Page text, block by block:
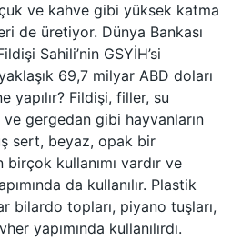
ve kahve gibi yüksek katma
de üretiyor. Dünya Bankası
Sahili’nin GSYİH’si
69,7 milyar ABD doları
yapılır? Fildişi, filler, su
ve gergedan gibi hayvanların
sert, beyaz, opak bir
kullanımı vardır ve
da kullanılır. Plastik
bilardo topları, piyano tuşları,
yapımında kullanılırdı.